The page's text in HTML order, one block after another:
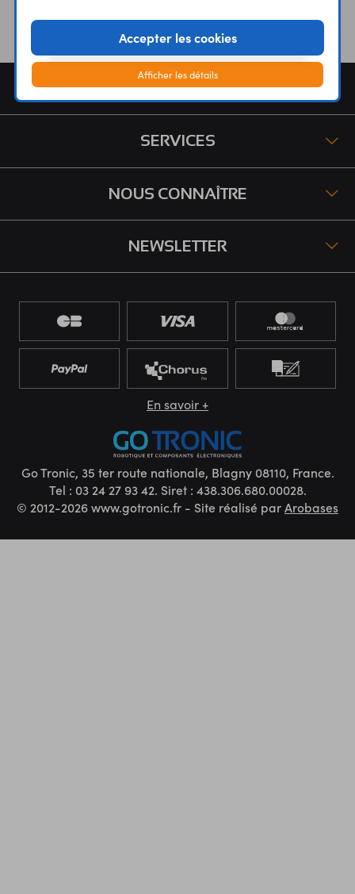
COMMANDE
SERVICES
NOUS CONNAÎTRE
NEWSLETTER
En savoir +
Go Tronic, 35 ter route nationale, Blagny 08110, France.
Tel : 03 24 27 93 42. Siret : 438.306.680.00028.
© 2012-2026 www.gotronic.fr - Site réalisé parArobases
Accepter les cookies
Afficher les détails